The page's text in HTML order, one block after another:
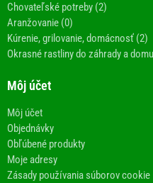
Chovateľské potreby (2)
Aranžovanie (0)
Kúrenie, grilovanie, domácnosť (2)
Okrasné rastliny do záhrady a
Môj účet
Môj účet
Objednávky
Obľúbené produkty
Moje adresy
Zásady používania súborov cookie